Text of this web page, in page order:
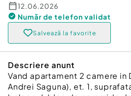
12.06.2026
Număr de telefon validat
Salvează la favorite
Descriere anunt
Vand apartament 2 camere in
Andrei Saguna), et. 1,